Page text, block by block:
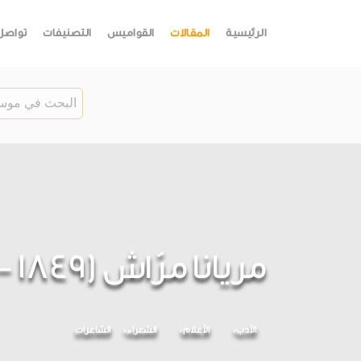
الرئيسية المقالات القواميس التصنيفات
مريانا مرّاش (1849 - 1919)
الأدب الأعلام الشعراء الشاعرات